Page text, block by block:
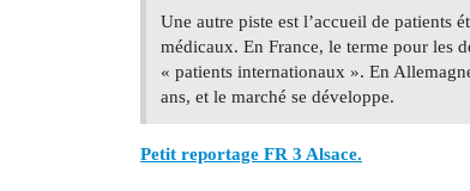
Une autre piste est l’accueil de patients
médicaux. En France, le terme pour les
« patients internationaux ». En
ans, et le marché se développe.
Petit reportage FR 3 Alsace.